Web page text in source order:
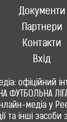
Документи
Партнери
Контакти
Вхід
офіційний
ФУТБОЛЬНА
медіа у
та інші засоби